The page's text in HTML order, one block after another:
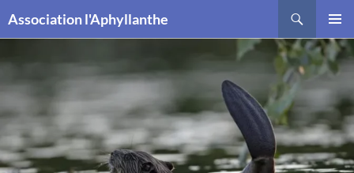
Association l'Aphyllanthe
MENU
CONTENU